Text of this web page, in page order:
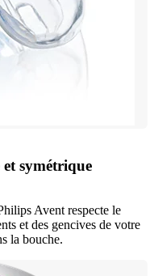
symétrique
Avent respecte le
et des gencives de votre
la bouche.